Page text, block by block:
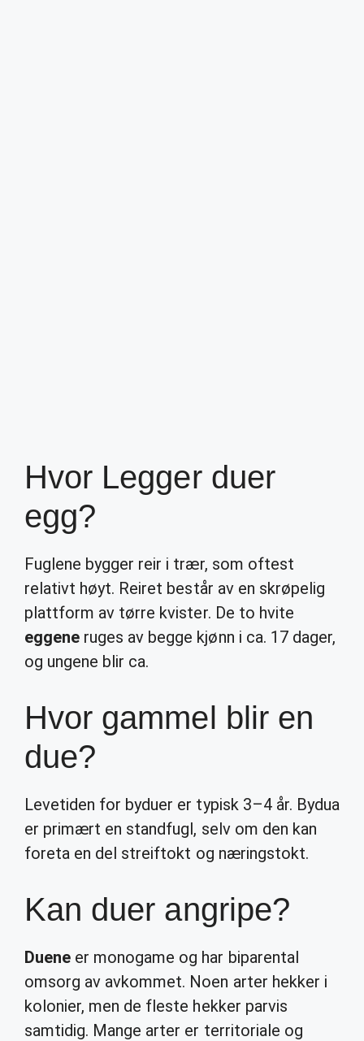
Hvor Legger duer
egg?
Fuglene bygger reir i trær, som oftest
relativt høyt. Reiret består av en skrøpelig
plattform av tørre kvister. De to hvite
eggene ruges av begge kjønn i ca. 17 dager,
og ungene blir ca.
Hvor gammel blir en
due?
Levetiden for byduer er typisk 3–4 år. Bydua
er primært en standfugl, selv om den kan
foreta en del streiftokt og næringstokt.
Kan duer angripe?
Duene er monogame og har biparental
omsorg av avkommet. Noen arter hekker i
kolonier, men de fleste hekker parvis
samtidig. Mange arter er territoriale og